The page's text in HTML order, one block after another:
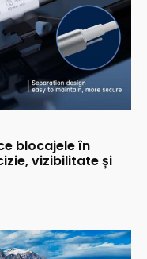
blocajele în
vizibilitate și